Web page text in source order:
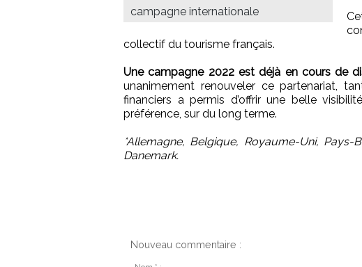
campagne internationale
collectif du tourisme français.
Une campagne 2022 est déjà en cours de
unanimement renouveler ce partenariat,
financiers a permis d’offrir une belle
préférence, sur du long terme.
*Allemagne, Belgique, Royaume-Uni, Pays-
Danemark.
Nouveau commentaire :